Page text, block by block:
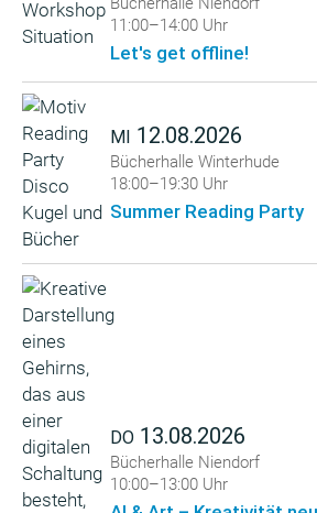
11:00–14:00 Uhr
Let's get offline!
MI 12.08.2026
Bücherhalle Winterhude
18:00–19:30 Uhr
Summer Reading Party
DO 13.08.2026
Bücherhalle Niendorf
10:00–13:00 Uhr